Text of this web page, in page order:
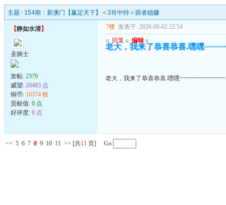
主题 : 154期：新澳门【赢定天下】＜3肖中特＞跟者稳赚
【静如水清】
圣骑士
发帖: 2379
威望: 20483 点
铜币: 10374 枚
贡献值: 0 点
好评度: 0 点
7楼 发表于: 2026-06-02 22:54
u 回复 u 编辑 u
老大，我来了恭喜恭喜.嘿嘿
老大，我来了恭喜恭喜.嘿嘿~~~~~~~~~~~~~
<< 5 6 7 8 9 10 11 >> [共11 页] Go